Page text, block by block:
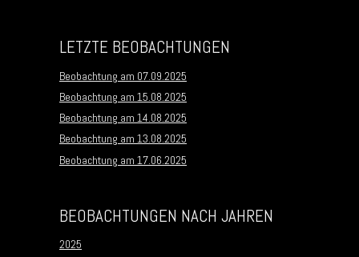
LETZTE BEOBACHTUNGEN
Beobachtung am 07.09.2025
Beobachtung am 15.08.2025
Beobachtung am 14.08.2025
Beobachtung am 13.08.2025
Beobachtung am 17.06.2025
BEOBACHTUNGEN NACH JAHREN
2025